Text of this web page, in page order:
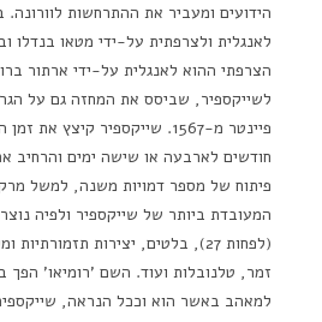
הצרפתי ההוא לאנגלית על-ידי ארתור
לשייקספיר, שביסס את המחזה גם על
פיינטר מ-1567. שייקספיר קיצץ
חודשים לארבעה או שישה ימים והרחיב
פיתוח של מספר דמויות משנה, למשל
המעובדת ביותר של שייקספיר ולפיה
(לפחות 27), בלטים, יצירות
זמר, טלנובלות ועוד. השם 'רומיאו'
למאהב באשר הוא וככל הנראה,